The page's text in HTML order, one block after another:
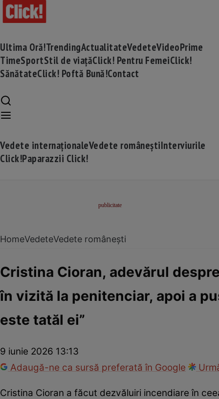
Ultima Oră!TrendingActualitateVedeteVideoPrime
TimeSportStil de viațăClick! Pentru FemeiClick!
SănătateClick! Poftă Bună!Contact
Vedete internaționaleVedete româneștiInterviurile
Click!Paparazzii Click!
HomeVedeteVedete românești
Cristina Cioran, adevărul
în vizită la penitenciar, apoi a
este tatăl ei”
9 iunie 2026 13:13
Adaugă-ne ca sursă preferată în Google
Cristina Cioran a făcut dezvăluiri incendiare în